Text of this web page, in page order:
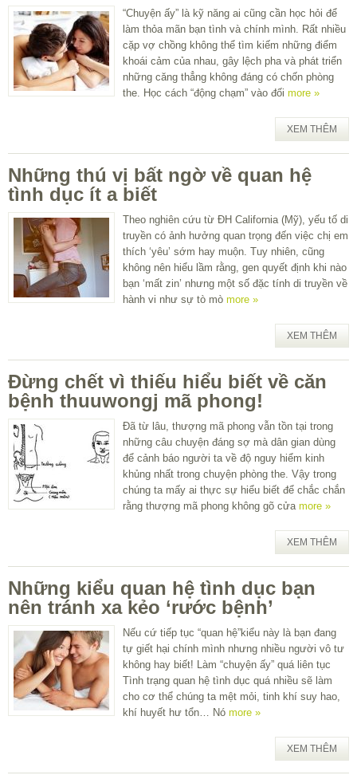
“Chuyện ấy” là kỹ năng ai cũng cần học hỏi để
làm thỏa mãn bạn tình và chính mình. Rất nhiều
cặp vợ chồng không thể tìm kiếm những điểm
khoái cảm của nhau, gây lệch pha và phát triển
những căng thẳng không đáng có chốn phòng
the. Học cách “động chạm” vào đối more »
XEM THÊM
Những thú vị bất ngờ về quan hệ
tình dục ít a biết
Theo nghiên cứu từ ĐH California (Mỹ), yếu tố di
truyền có ảnh hưởng quan trọng đến việc chị em
thích ‘yêu’ sớm hay muộn. Tuy nhiên, cũng
không nên hiểu lầm rằng, gen quyết định khi nào
bạn ‘mất zin’ nhưng một số đặc tính di truyền về
hành vi như sự tò mò more »
XEM THÊM
Đừng chết vì thiếu hiểu biết về căn
bệnh thuuwongj mã phong!
Đã từ lâu, thượng mã phong vẫn tồn tại trong
những câu chuyện đáng sợ mà dân gian dùng
để cảnh báo người ta về độ nguy hiểm kinh
khủng nhất trong chuyện phòng the. Vậy trong
chúng ta mấy ai thực sự hiểu biết để chắc chắn
rằng thượng mã phong không gõ cửa more »
XEM THÊM
Những kiểu quan hệ tình dục bạn
nên tránh xa kẻo ‘rước bệnh’
Nếu cứ tiếp tục “quan hệ”kiểu này là bạn đang
tự giết hại chính mình nhưng nhiều người vô tư
không hay biết! Làm “chuyện ấy” quá liên tục
Tình trạng quan hệ tình dục quá nhiều sẽ làm
cho cơ thể chúng ta mệt mỏi, tinh khí suy hao,
khí huyết hư tổn… Nó more »
XEM THÊM